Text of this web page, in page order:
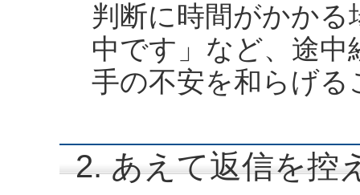
判断に時間がかか
中です」など、途
手の不安を和らげ
2. あえて返信を控